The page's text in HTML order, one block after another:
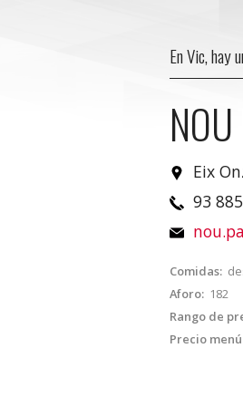
En Vic, hay
Eix
93
Comidas:
Aforo: 182
Rango de
Precio